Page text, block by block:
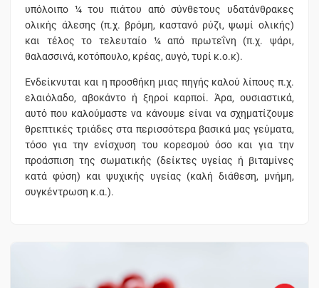
υπόλοιπο ¼ του πιάτου από σύνθετους υδατάνθρακες
ολικής άλεσης (π.χ. βρόμη, καστανό ρύζι, ψωμί ολικής)
και τέλος το τελευταίο ¼ από πρωτεΐνη (π.χ. ψάρι,
θαλασσινά, κοτόπουλο, κρέας, αυγό, τυρί κ.ο.κ).
Ενδείκνυται και η προσθήκη μιας πηγής καλού λίπους π.χ.
ελαιόλαδο, αβοκάντο ή ξηροί καρποί. Άρα, ουσιαστικά,
αυτό που καλούμαστε να κάνουμε είναι να σχηματίζουμε
θρεπτικές τριάδες στα περισσότερα βασικά μας γεύματα,
τόσο για την ενίσχυση του κορεσμού όσο και για την
προάσπιση της σωματικής (δείκτες υγείας ή βιταμίνες
κατά φύση) και ψυχικής υγείας (καλή διάθεση, μνήμη,
συγκέντρωση κ.α.).